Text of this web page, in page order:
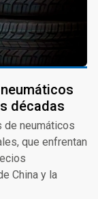
décadas
de neumáticos
que enfrentan
China y la